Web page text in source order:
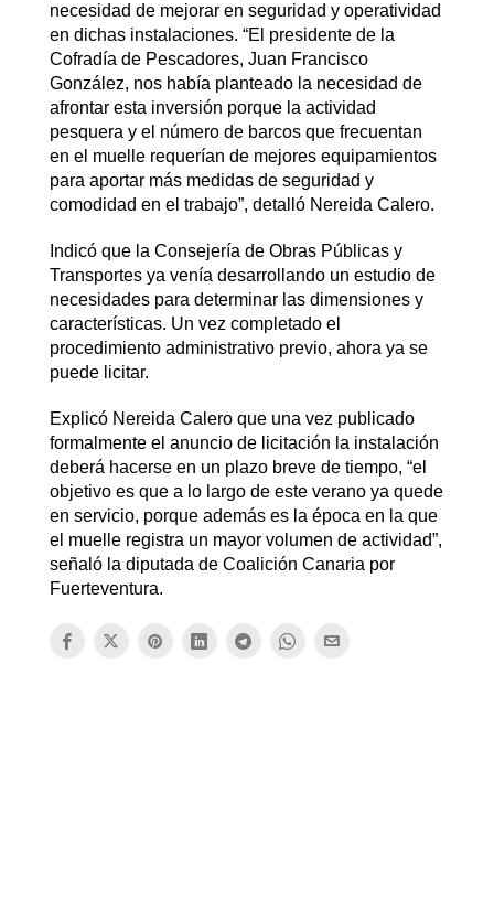
necesidad de mejorar en seguridad y operatividad
en dichas instalaciones. “El presidente de la
Cofradía de Pescadores, Juan Francisco
González, nos había planteado la necesidad de
afrontar esta inversión porque la actividad
pesquera y el número de barcos que frecuentan
en el muelle requerían de mejores equipamientos
para aportar más medidas de seguridad y
comodidad en el trabajo”, detalló Nereida Calero.
Indicó que la Consejería de Obras Públicas y
Transportes ya venía desarrollando un estudio de
necesidades para determinar las dimensiones y
características. Un vez completado el
procedimiento administrativo previo, ahora ya se
puede licitar.
Explicó Nereida Calero que una vez publicado
formalmente el anuncio de licitación la instalación
deberá hacerse en un plazo breve de tiempo, “el
objetivo es que a lo largo de este verano ya quede
en servicio, porque además es la época en la que
el muelle registra un mayor volumen de actividad”,
señaló la diputada de Coalición Canaria por
Fuerteventura.